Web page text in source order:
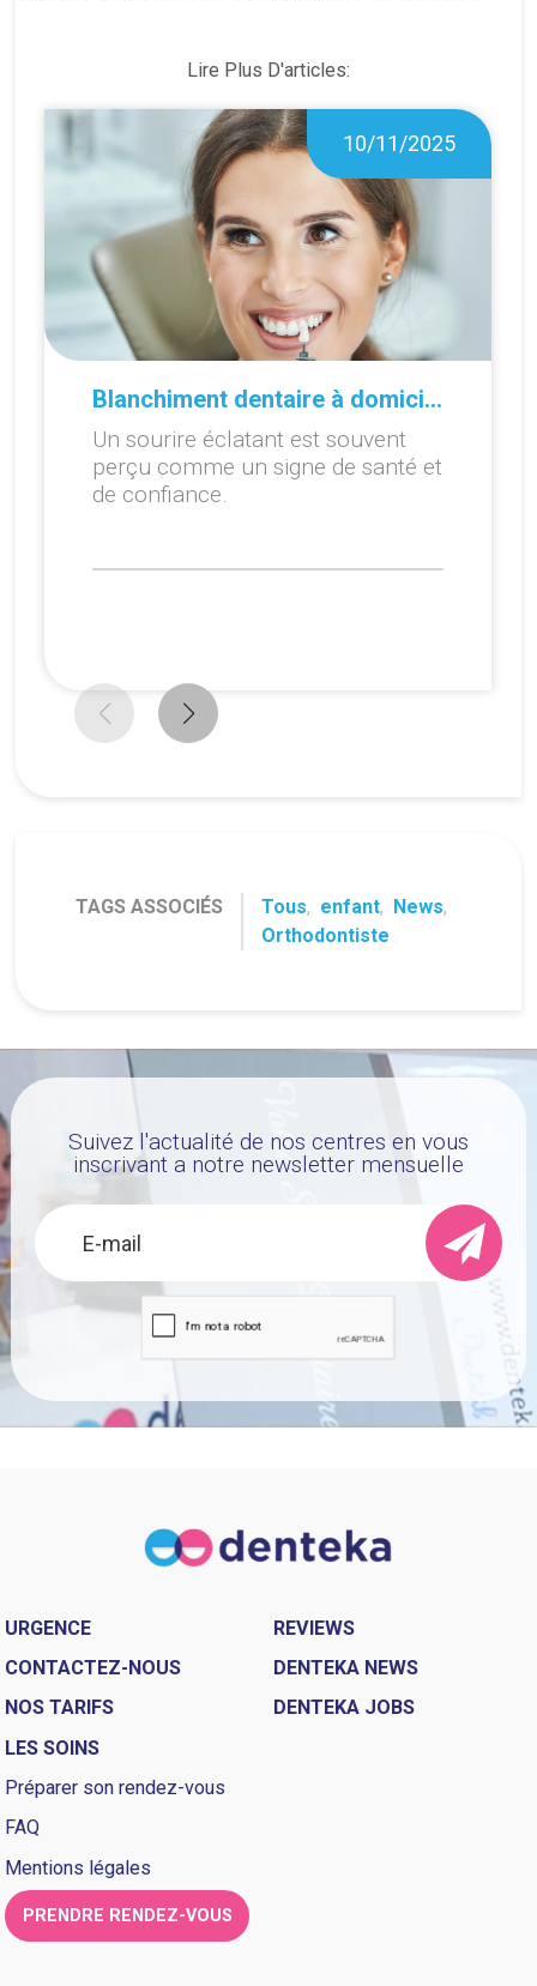
Lire Plus D'articles:
10/11/2025
Blanchiment dentaire à domicile ou en cabinet : que choisir ?
Un sourire éclatant est souvent
perçu comme un signe de santé et
de confiance.
TAGS ASSOCIÉS Tous, enfant, News,
Orthodontiste
Suivez l'actualité de nos centres en vous
inscrivant a notre newsletter mensuelle
URGENCE
CONTACTEZ-NOUS
NOS TARIFS
LES SOINS
REVIEWS
DENTEKA NEWS
DENTEKA JOBS
Préparer son rendez-vous
FAQ
Mentions légales
PRENDRE RENDEZ-VOUS